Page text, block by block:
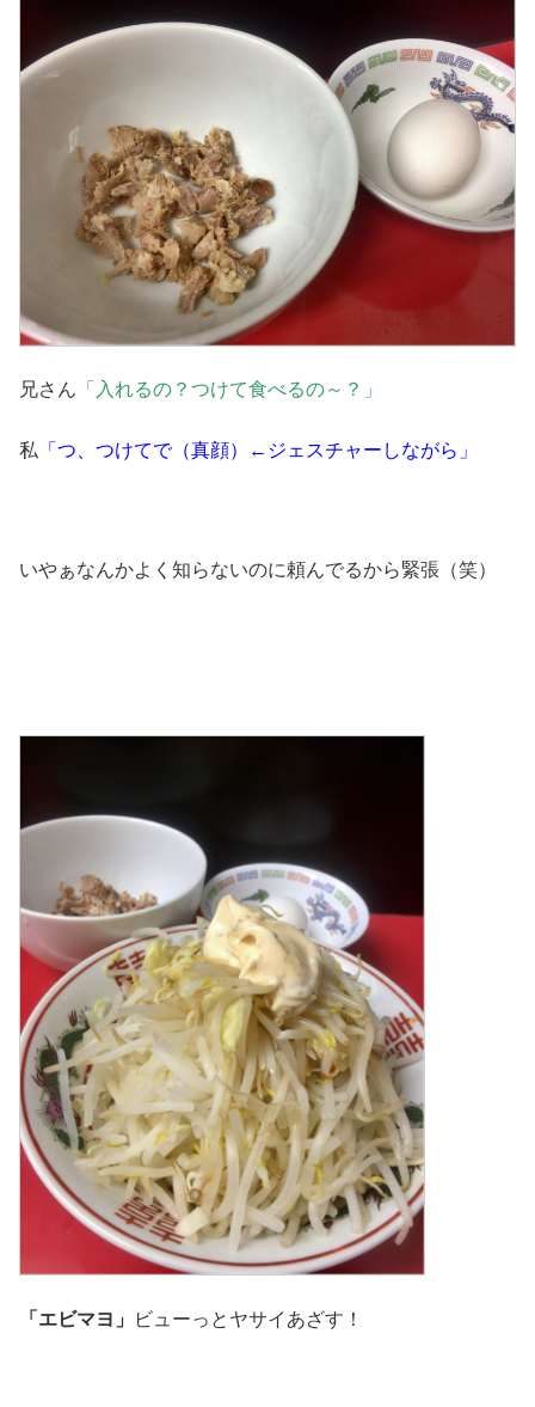
兄さん 「入れるの？つけて食べるの～？」
私 「つ、つけてで（真顔）←ジェスチャーしながら」
いやぁなんかよく知らないのに頼んでるから緊張（笑）
「エビマヨ」 ビューっとヤサイあざす！